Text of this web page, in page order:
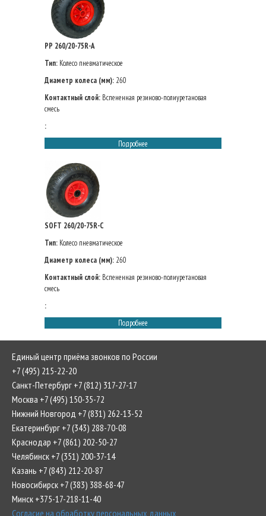
PP 260/20-75R-A
Тип: Колесо пневматическое
Диаметр колеса (мм): 260
Контактный слой: Вспененная резиново-полиуретановая
смесь
:
Подробнее
SOFT 260/20-75R-C
Тип: Колесо пневматическое
Диаметр колеса (мм): 260
Контактный слой: Вспененная резиново-полиуретановая
смесь
:
Подробнее
Единый центр приёма звонков по России
+7 (495) 215-22-20
Санкт-Петербург +7 (812) 317-27-17
Москва +7 (495) 150-35-72
Нижний Новгород +7 (831) 262-13-52
Екатеринбург +7 (343) 288-70-08
Краснодар +7 (861) 202-50-27
Челябинск +7 (351) 200-37-14
Казань +7 (843) 212-20-87
Новосибирск +7 (383) 388-68-47
Минск +375-17-218-11-40
Согласие на обработку персональных данных